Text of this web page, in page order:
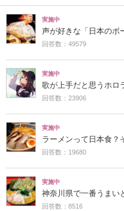
実施中
声が好きな「日本のボ
回答数：49579
実施中
歌が上手だと思うホロ
回答数：23906
実施中
ラーメンって日本食？
回答数：19680
実施中
神奈川県で一番うまい
回答数：8516